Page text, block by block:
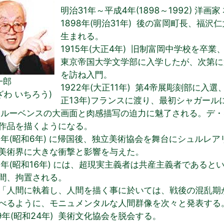
郎
わ いちろう)
明治31年～平成4年(1898～1992) 洋画家
1898年(明治31年) 後の富岡町長、福沢
生まれる。
1915年(大正4年) 旧制富岡中学校を卒業
東京帝国大学文学部に入学したが、次第
を訪ね入門。
1922年(大正11年) 第4帝展彫刻部に入選
正13年)フランスに渡り、最初シャガー
ーベンスの大画面と肉感描写の迫力に魅了される。デ
品を描くようになる。
(昭和6年) に帰国後、独立美術協会を舞台にシュルレ
術界に大きな衝撃と影響を与えた。
(昭和16年) には、超現実主義者は共産主義者であると
、拘置される。
人間に執着し、人間を描く事に於いては、戦後の混乱
るように、モニュメンタルな人間群像を次々と発表する。
(昭和24年) 美術文化協会を脱会する。